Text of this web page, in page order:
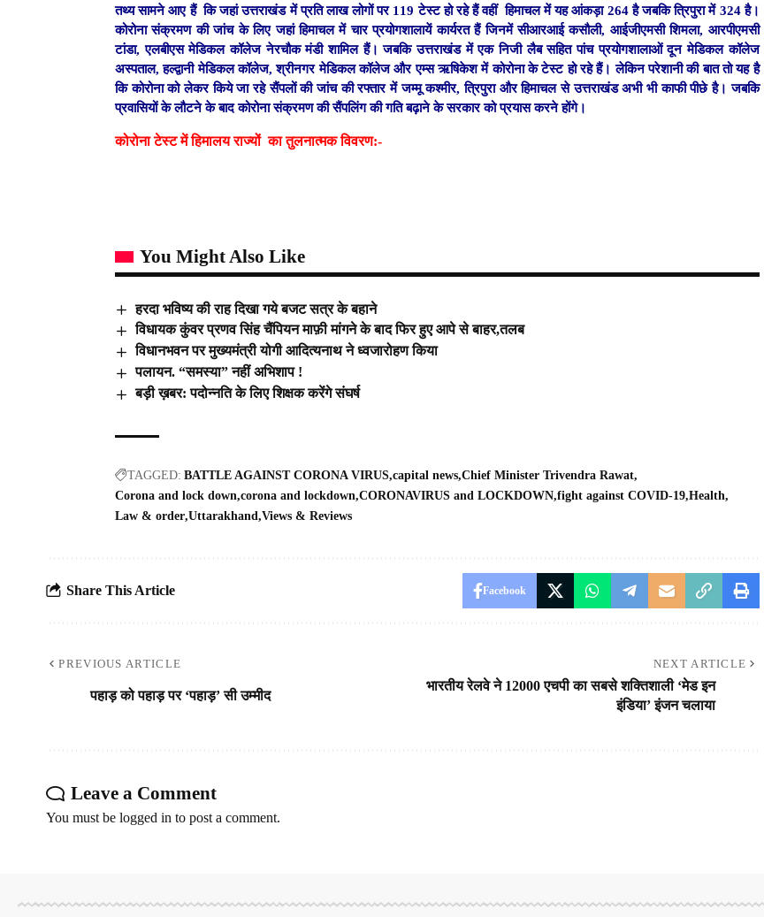
तथ्य सामने आए हैं कि जहां उत्तराखंड में प्रति लाख लोगों पर 119 टेस्ट हो रहे हैं वहीं हिमाचल में यह आंकड़ा 264 है जबकि त्रिपुरा में 324 है।
कोरोना संक्रमण की जांच के लिए जहां हिमाचल में चार प्रयोगशालायें कार्यरत हैं जिनमें सीआरआई कसौली, आईजीएमसी शिमला, आरपीएमसी
टांडा, एलबीएस मेडिकल कॉलेज नेरचौक मंडी शामिल हैं। जबकि उत्तराखंड में एक निजी लैब सहित पांच प्रयोगशालाओं दून मेडिकल कॉलेज
अस्पताल, हल्द्वानी मेडिकल कॉलेज, श्रीनगर मेडिकल कॉलेज और एम्स ऋषिकेश में कोरोना के टेस्ट हो रहे हैं। लेकिन परेशानी की बात तो यह है
कि कोरोना को लेकर किये जा रहे सैंपलों की जांच की रफ्तार में जम्मू कश्मीर, त्रिपुरा और हिमाचल से उत्तराखंड अभी भी काफी पीछे है। जबकि
प्रवासियों के लौटने के बाद कोरोना संक्रमण की सैंपलिंग की गति बढ़ाने के सरकार को प्रयास करने होंगे।
कोरोना टेस्ट में हिमालय राज्यों का तुलनात्मक विवरण:-
You Might Also Like
हरदा भविष्य की राह दिखा गये बजट सत्र के बहाने
विधायक कुंवर प्रणव सिंह चैंपियन माफ़ी मांगने के बाद फिर हुए आपे से बाहर,तलब
विधानभवन पर मुख्यमंत्री योगी आदित्यनाथ ने ध्वजारोहण किया
पलायन. “समस्या” नहीं अभिशाप !
बड़ी ख़बर: पदोन्नति के लिए शिक्षक करेंगे संघर्ष
TAGGED: BATTLE AGAINST CORONA VIRUS capital news Chief Minister Trivendra Rawat
Corona and lock down corona and lockdown CORONAVIRUS and LOCKDOWN fight against COVID-19 Health
Law & order Uttarakhand Views & Reviews
Share This Article Facebook
PREVIOUS ARTICLE
पहाड़ को पहाड़ पर ‘पहाड़’ सी उम्मीद
NEXT ARTICLE
भारतीय रेलवे ने 12000 एचपी का सबसे शक्तिशाली ‘मेड इन
इंडिया’ इंजन चलाया
Leave a Comment
You must be logged in to post a comment.